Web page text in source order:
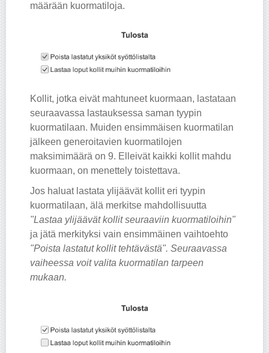
määrään kuormatiloja.
Kollit, jotka eivät mahtuneet kuormaan, lastataan
seuraavassa lastauksessa saman tyypin
kuormatilaan. Muiden ensimmäisen kuormatilan
jälkeen generoitavien kuormatilojen
maksimimäärä on 9. Elleivät kaikki kollit mahdu
kuormaan, on menettely toistettava.
Jos haluat lastata ylijäävät kollit eri tyypin
kuormatilaan, älä merkitse mahdollisuutta
"Lastaa ylijäävät kollit seuraaviin kuormatiloihin"
ja jätä merkityksi vain ensimmäinen vaihtoehto
"Poista lastatut kollit tehtävästä". Seuraavassa
vaiheessa voit valita kuormatilan tarpeen
mukaan.